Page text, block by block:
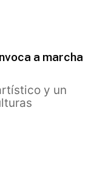
a marcha
y un